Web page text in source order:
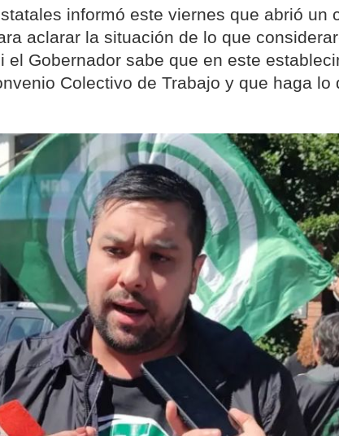
informó este viernes que abrió un
aclarar la situación de lo que
el Gobernador sabe que en este
Colectivo de Trabajo y que haga lo